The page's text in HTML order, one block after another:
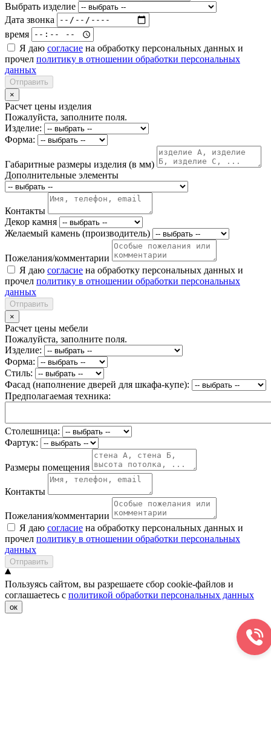
Выбрать изделие
Дата звонка
время
Я даю согласие на обработку персональных данных и
прочел политику в отношении обработки персональных
данных
Отправить
×
Расчет цены изделия
Пожалуйста, заполните поля.
Изделие:
Форма:
Габаритные размеры изделия (в мм)
Дополнительные элементы
Контакты
Декор камня
Желаемый камень (производитель)
Пожелания/комментарии
Я даю согласие на обработку персональных данных и
прочел политику в отношении обработки персональных
данных
Отправить
×
Расчет цены мебели
Пожалуйста, заполните поля.
Изделие:
Форма:
Стиль:
Фасад (наполнение дверей для шкафа-купе):
Предполагаемая техника:
Столешница:
Фартук:
Размеры помещения
Контакты
Пожелания/комментарии
Я даю согласие на обработку персональных данных и
прочел политику в отношении обработки персональных
данных
Отправить
Пользуясь сайтом, вы разрешаете сбор cookie-файлов и
соглашаетесь с политикой обработки персональных данных
ок